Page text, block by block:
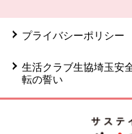
プライバシーポリシー
生活クラブ生協埼玉安
転の誓い